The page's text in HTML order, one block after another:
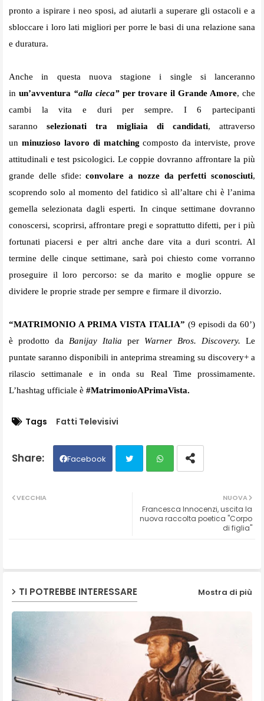
pronto a ispirare i neo sposi, ad aiutarli a superare gli ostacoli e a
sbloccare i loro lati migliori per porre le basi di una relazione sana
e duratura.
Anche in questa nuova stagione i single si lanceranno
in un’avventura “alla cieca”per trovare il Grande Amore, che
cambi la vita e duri per sempre. I 6 partecipanti
sarannoselezionati tra migliaia di candidati, attraverso
un minuzioso lavoro di matching composto da interviste, prove
attitudinali e test psicologici. Le coppie dovranno affrontare la più
grande delle sfide:convolare a nozze da perfetti sconosciuti,
scoprendo solo al momento del fatidico sì all’altare chi è l’anima
gemella selezionata dagli esperti. In cinque settimane dovranno
conoscersi, scoprirsi, affrontare pregi e soprattutto difetti, per i più
fortunati piacersi e per altri anche dare vita a duri scontri. Al
termine delle cinque settimane, sarà poi chiesto come vorranno
proseguire il loro percorso: se da marito e moglie oppure se
dividere le proprie strade per sempre e firmare il divorzio.
“MATRIMONIO A PRIMA VISTA ITALIA” (9 episodi da 60’)
è prodotto da Banijay Italia per Warner Bros. Discovery. Le
puntate saranno disponibili in anteprima streaming su discovery+ a
rilascio settimanale e in onda su Real Time prossimamente.
L’hashtag ufficiale è #MatrimonioAPrimaVista.
Tags Fatti Televisivi
Facebook
ats
NUOVA
Francesca Innocenzi, uscita la
nuova raccolta poetica "Corpo
di figlia"
VECCHIA
TI POTREBBE INTERESSARE Mostra di più